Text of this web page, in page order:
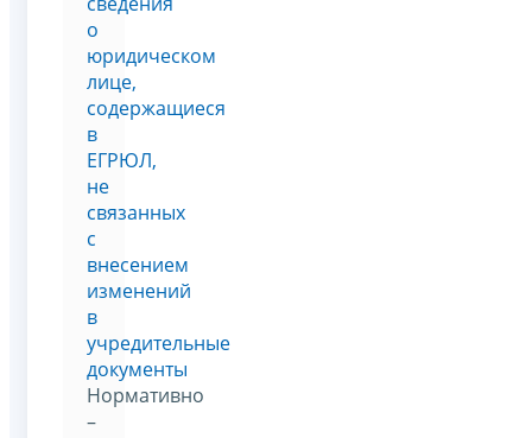
о
юридическом
лице,
содержащиеся
в
ЕГРЮЛ,
не
связанных
с
внесением
изменений
в
учредительные
документы
Нормативно
–